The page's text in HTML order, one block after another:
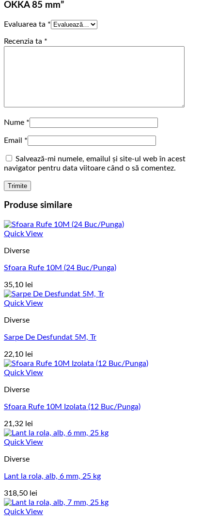
OKKA 85 mm”
Evaluarea ta *
Recenzia ta *
Nume *
Email *
Salvează-mi numele, emailul și site-ul web în acest
navigator pentru data viitoare când o să comentez.
Produse similare
Quick View
Diverse
Sfoara Rufe 10M (24 Buc/Punga)
35,10 lei
Quick View
Diverse
Sarpe De Desfundat 5M, Tr
22,10 lei
Quick View
Diverse
Sfoara Rufe 10M Izolata (12 Buc/Punga)
21,32 lei
Quick View
Diverse
Lant la rola, alb, 6 mm, 25 kg
318,50 lei
Quick View